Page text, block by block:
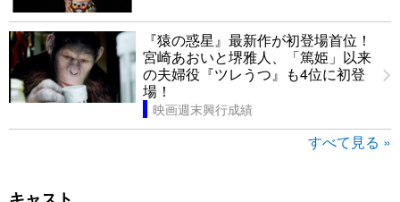
『猿の惑星』最新作が初登場首位！
宮崎あおいと堺雅人、「篤姫」以来
の夫婦役『ツレうつ』も4位に初登
場！
映画週末興行成績
すべて見る »